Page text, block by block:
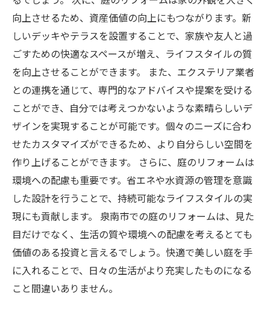
向上させるため、資産価値の向上にもつながります。新
しいデッキやテラスを設置することで、家族や友人と過
ごすための快適なスペースが増え、ライフスタイルの質
を向上させることができます。 また、エクステリア業者
との連携を通じて、専門的なアドバイスや提案を受ける
ことができ、自分では考えつかないような素晴らしいデ
ザインを実現することが可能です。個々のニーズに合わ
せたカスタマイズができるため、より自分らしい空間を
作り上げることができます。 さらに、庭のリフォームは
環境への配慮も重要です。省エネや水資源の管理を意識
した設計を行うことで、持続可能なライフスタイルの実
現にも貢献します。 泉南市での庭のリフォームは、見た
目だけでなく、生活の質や環境への配慮を考えるとても
価値のある投資と言えるでしょう。快適で美しい庭を手
に入れることで、日々の生活がより充実したものになる
こと間違いありません。